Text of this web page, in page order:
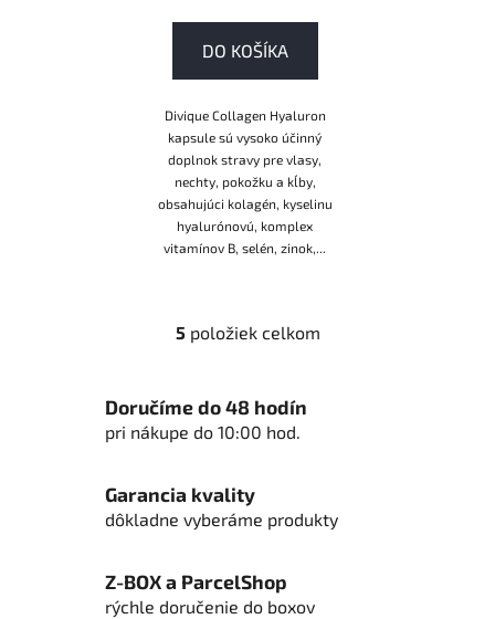
DO KOŠÍKA
Divique Collagen Hyaluron
kapsule sú vysoko účinný
doplnok stravy pre vlasy,
nechty, pokožku a kĺby,
obsahujúci kolagén, kyselinu
hyalurónovú, komplex
vitamínov B, selén, zinok,...
O
á
d
c
i
r
v
5položiek celkom
Doručíme do 48 hodín
pri nákupe do 10:00 hod.
Garancia kvality
dôkladne vyberáme produkty
Z-BOX a ParcelShop
rýchle doručenie do boxov